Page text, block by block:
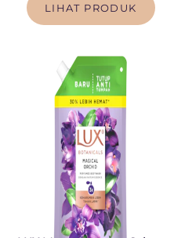
LIHAT PRODUK